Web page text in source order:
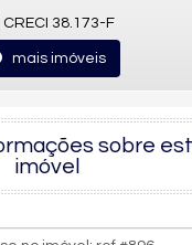
CRECI 38.173-F
mais imóveis
sobre
imóvel